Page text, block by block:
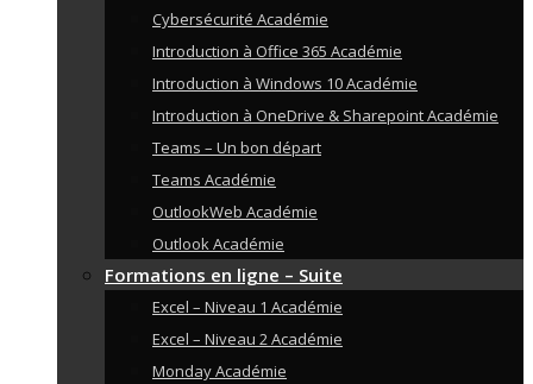
Cybersécurité Académie
Introduction à Office 365 Académie
Introduction à Windows 10 Académie
Introduction à OneDrive & Sharepoint Académie
Teams – Un bon départ
Teams Académie
OutlookWeb Académie
Outlook Académie
Formations en ligne – Suite
Excel – Niveau 1 Académie
Excel – Niveau 2 Académie
Monday Académie